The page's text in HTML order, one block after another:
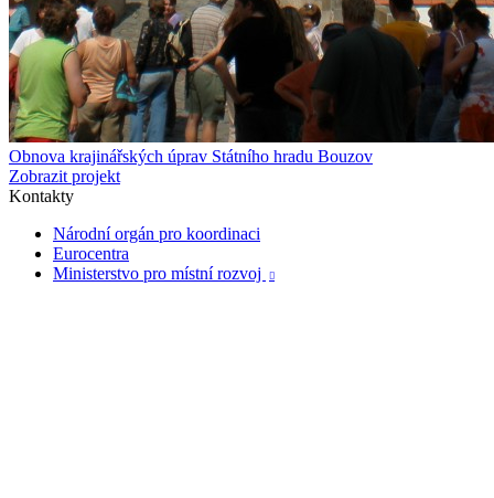
Obnova krajinářských úprav Státního hradu Bouzov
Zobrazit projekt
Kontakty
Národní orgán pro koordinaci
Eurocentra
Ministerstvo pro místní rozvoj
